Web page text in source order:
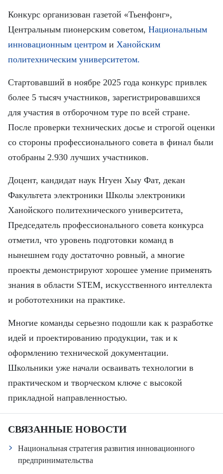
FRANÇAIS
ESPAÑOL
Конкурс организован газетой «Тьенфонг»,
Центральным пионерским советом, Национальным
инновационным центром и Ханойским
политехническим университетом.
Стартовавший в ноябре 2025 года конкурс привлек
более 5 тысяч участников, зарегистрировавшихся
для участия в отборочном туре по всей стране.
После проверки технических досье и строгой оценки
со стороны профессионального совета в финал были
отобраны 2.930 лучших участников.
Доцент, кандидат наук Нгуен Хыу Фат, декан
Факультета электроники Школы электроники
Ханойского политехнического университета,
Председатель профессионального совета конкурса
отметил, что уровень подготовки команд в
нынешнем году достаточно ровный, а многие
проекты демонстрируют хорошее умение применять
знания в области STEM, искусственного интеллекта
и робототехники на практике.
Многие команды серьезно подошли как к разработке
идей и проектированию продукции, так и к
оформлению технической документации.
Школьники уже начали осваивать технологии в
практическом и творческом ключе с высокой
прикладной направленностью.
СВЯЗАННЫЕ НОВОСТИ
Национальная стратегия развития инновационного
предпринимательства